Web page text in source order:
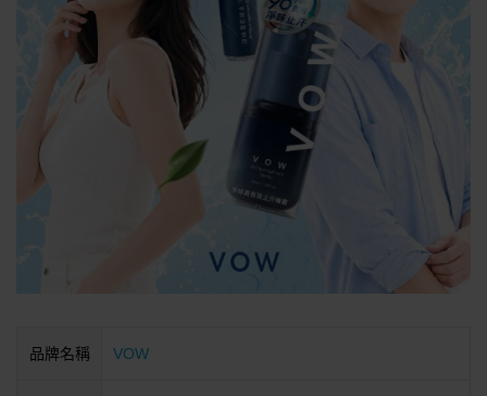
品牌名稱 VOW